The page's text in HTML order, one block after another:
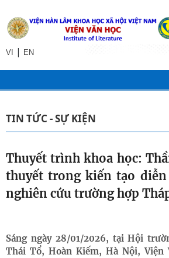
VI | EN
TIN TỨC - SỰ KIỆN
Thuyết trình khoa học:
thuyết trong kiến tạo
nghiên cứu trường hợp
Sáng ngày 28/01/2026, tại Hội
Thái Tổ, Hoàn Kiếm, Hà Nội, Viện